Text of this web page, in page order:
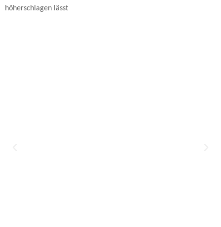
höherschlagen lässt